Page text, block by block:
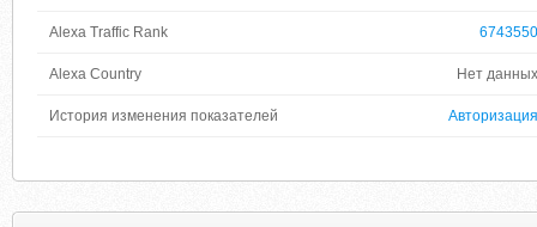
Alexa Traffic Rank 6743550
Alexa Country Нет данных
История изменения показателей Авторизация